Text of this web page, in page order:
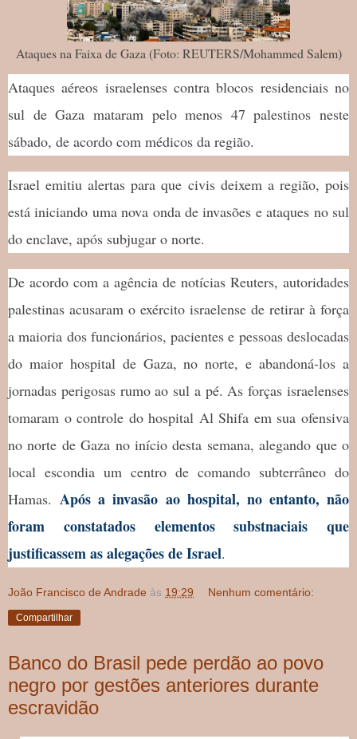
Ataques na Faixa de Gaza (Foto: REUTERS/Mohammed Salem)
Ataques aéreos israelenses contra blocos residenciais no
sul de Gaza mataram pelo menos 47 palestinos neste
sábado, de acordo com médicos da região.
Israel emitiu alertas para que civis deixem a região, pois
está iniciando uma nova onda de invasões e ataques no sul
do enclave, após subjugar o norte.
De acordo com a agência de notícias Reuters, autoridades
palestinas acusaram o exército israelense de retirar à força
a maioria dos funcionários, pacientes e pessoas deslocadas
do maior hospital de Gaza, no norte, e abandoná-los a
jornadas perigosas rumo ao sul a pé. As forças israelenses
tomaram o controle do hospital Al Shifa em sua ofensiva
no norte de Gaza no início desta semana, alegando que o
local escondia um centro de comando subterrâneo do
Hamas.Após a invasão ao hospital, no entanto, não
foram constatados elementos substnaciais que
justificassem as alegações de Israel.
João Francisco de Andrade às 19:29 Nenhum comentário:
Compartilhar
Banco do Brasil pede perdão ao povo
negro por gestões anteriores durante
escravidão